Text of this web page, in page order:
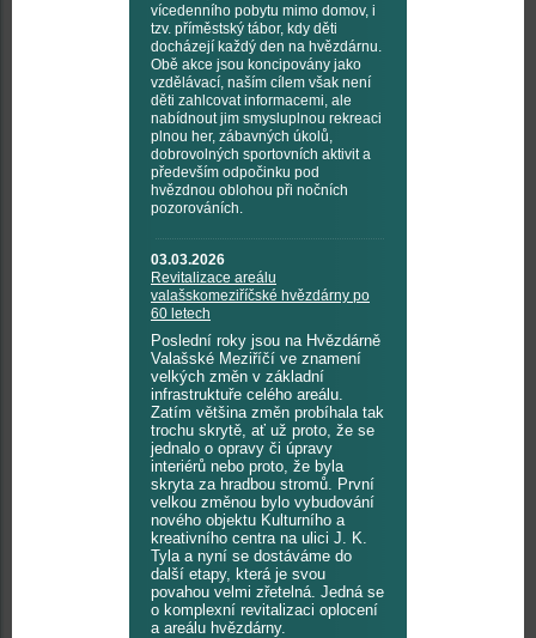
vícedenního pobytu mimo domov, i
tzv. příměstský tábor, kdy děti
docházejí každý den na hvězdárnu.
Obě akce jsou koncipovány jako
vzdělávací, naším cílem však není
děti zahlcovat informacemi, ale
nabídnout jim smysluplnou rekreaci
plnou her, zábavných úkolů,
dobrovolných sportovních aktivit a
především odpočinku pod
hvězdnou oblohou při nočních
pozorováních.
03.03.2026
Revitalizace areálu
valašskomeziříčské hvězdárny po
60 letech
Poslední roky jsou na Hvězdárně
Valašské Meziříčí ve znamení
velkých změn v základní
infrastruktuře celého areálu.
Zatím většina změn probíhala tak
trochu skrytě, ať už proto, že se
jednalo o opravy či úpravy
interiérů nebo proto, že byla
skryta za hradbou stromů. První
velkou změnou bylo vybudování
nového objektu Kulturního a
kreativního centra na ulici J. K.
Tyla a nyní se dostáváme do
další etapy, která je svou
povahou velmi zřetelná. Jedná se
o komplexní revitalizaci oplocení
a areálu hvězdárny.